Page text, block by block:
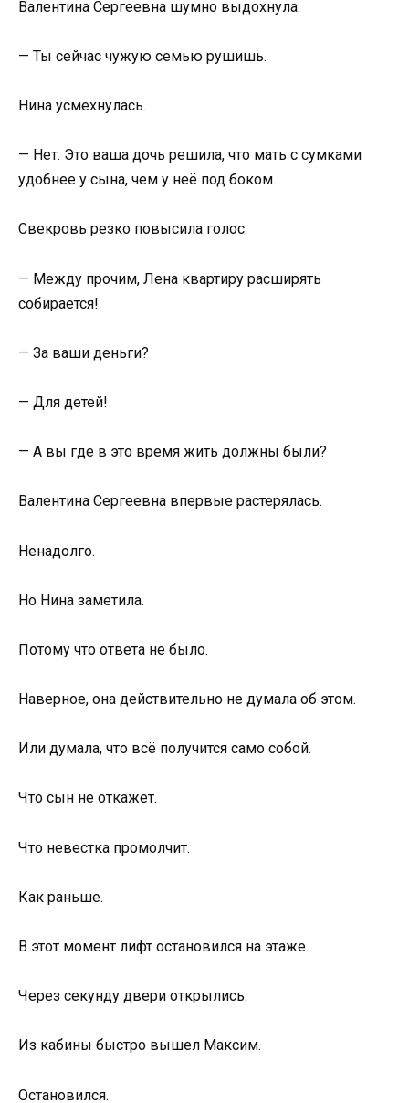
Валентина Сергеевна шумно выдохнула.
— Ты сейчас чужую семью рушишь.
Нина усмехнулась.
— Нет. Это ваша дочь решила, что мать с сумками
удобнее у сына, чем у неё под боком.
Свекровь резко повысила голос:
— Между прочим, Лена квартиру расширять
собирается!
— За ваши деньги?
— Для детей!
— А вы где в это время жить должны были?
Валентина Сергеевна впервые растерялась.
Ненадолго.
Но Нина заметила.
Потому что ответа не было.
Наверное, она действительно не думала об этом.
Или думала, что всё получится само собой.
Что сын не откажет.
Что невестка промолчит.
Как раньше.
В этот момент лифт остановился на этаже.
Через секунду двери открылись.
Из кабины быстро вышел Максим.
Остановился.